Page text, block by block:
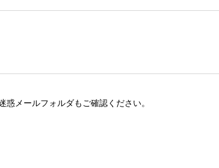
メールフォルダもご確認ください。